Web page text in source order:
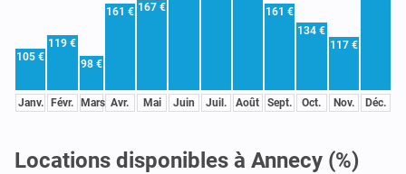
105 €
Janv.
119 €
Févr.
98 €
Mars
161 €
Avr.
167 €
Mai Juin Juil. Août
161 €
Sept.
134 €
Oct.
117 €
Nov. Déc.
Locations disponibles à Annecy (%)